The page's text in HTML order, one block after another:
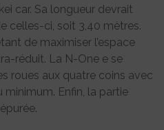
car. Sa longueur devrait
celles-ci, soit 3,40 mètres.
de maximiser l’espace
réduit. La N-One e se
roues aux quatre coins avec
Enfin, la partie